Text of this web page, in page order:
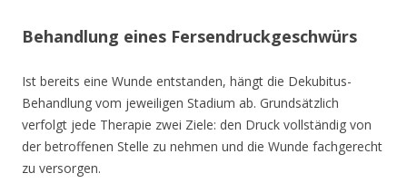
Behandlung eines Fersendruckgeschwürs
Ist bereits eine Wunde entstanden, hängt die Dekubitus-
Behandlung vom jeweiligen Stadium ab. Grundsätzlich
verfolgt jede Therapie zwei Ziele: den Druck vollständig von
der betroffenen Stelle zu nehmen und die Wunde fachgerecht
zu versorgen.